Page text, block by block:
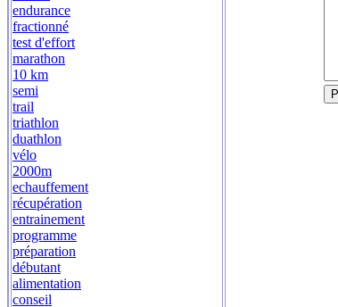
endurance
fractionné
test d'effort
marathon
10 km
semi
trail
triathlon
duathlon
vélo
2000m
echauffement
récupération
entrainement
programme
préparation
débutant
alimentation
conseil